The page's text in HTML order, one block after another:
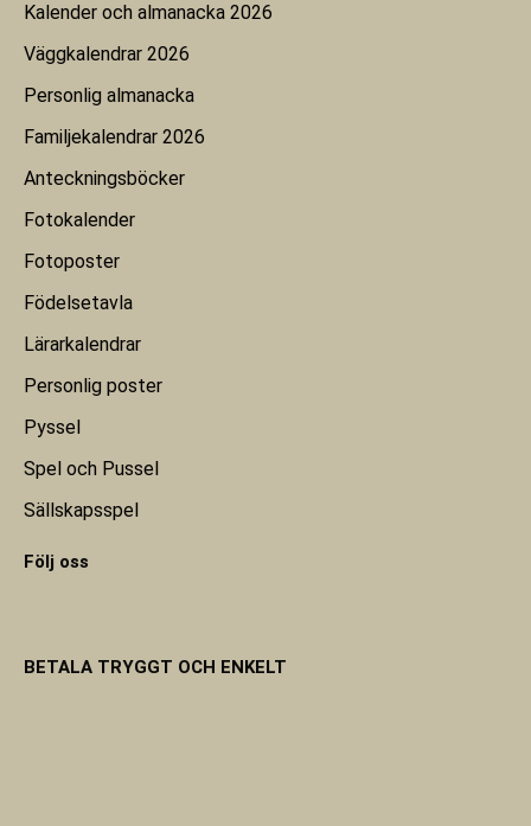
Kalender och almanacka 2026
Väggkalendrar 2026
Personlig almanacka
Familjekalendrar 2026
Anteckningsböcker
Fotokalender
Fotoposter
Födelsetavla
Lärarkalendrar
Personlig poster
Pyssel
Spel och Pussel
Sällskapsspel
Följ oss
BETALA TRYGGT OCH ENKELT